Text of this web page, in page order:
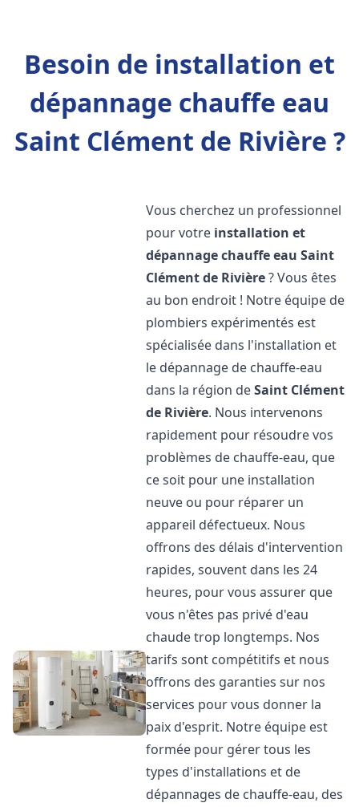
Besoin de installation et
dépannage chauffe eau
Saint Clément de Rivière ?
Vous cherchez un professionnel
pour votre installation et
dépannage chauffe eau Saint
Clément de Rivière? Vous êtes
au bon endroit ! Notre équipe de
plombiers expérimentés est
spécialisée dans l'installation et
le dépannage de chauffe-eau
dans la région deSaint Clément
de Rivière. Nous intervenons
rapidement pour résoudre vos
problèmes de chauffe-eau, que
ce soit pour une installation
neuve ou pour réparer un
appareil défectueux. Nous
offrons des délais d'intervention
rapides, souvent dans les 24
heures, pour vous assurer que
vous n'êtes pas privé d'eau
chaude trop longtemps. Nos
tarifs sont compétitifs et nous
offrons des garanties sur nos
services pour vous donner la
paix d'esprit. Notre équipe est
formée pour gérer tous les
types d'installations et de
dépannages de chauffe-eau, des